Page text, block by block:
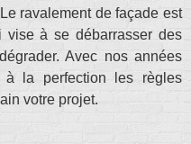
ravalement de façade est
vise à se débarrasser des
Avec nos années
à la perfection les règles
votre projet.